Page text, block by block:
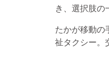
き、選択肢の
たかが移動の
祉タクシー。